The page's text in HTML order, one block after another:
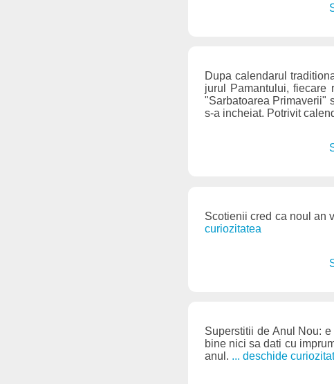
Dupa calendarul
jurul Pamantului,
"Sarbatoarea Primaverii"
s-a incheiat. Potrivit
Scotienii cred ca noul an
curiozitatea
Superstitii de Anul Nou:
bine nici sa dati cu
anul. ... deschide